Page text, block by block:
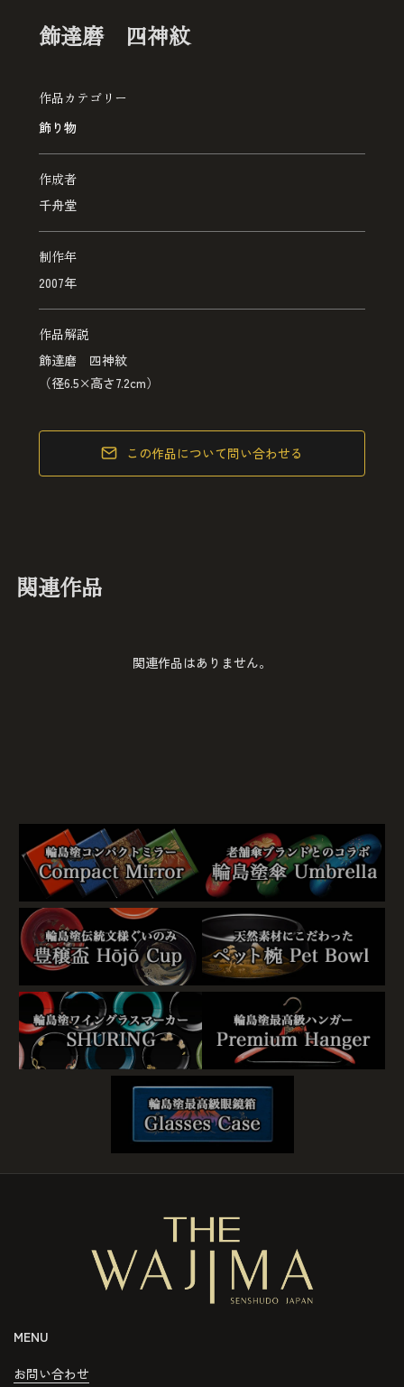
飾達磨 四神紋
作品カテゴリー
飾り物
作成者
千舟堂
制作年
2007年
作品解説
飾達磨 四神紋
（径6.5×高さ7.2cm）
この作品について問い合わせる
関連作品
関連作品はありません。
MENU
お問い合わせ